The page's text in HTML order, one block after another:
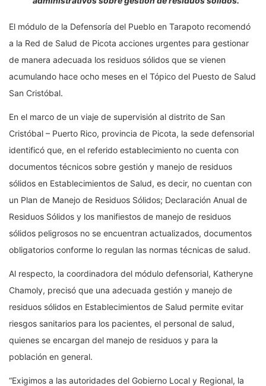
El módulo de la Defensoría del Pueblo en Tarapoto recomendó
a la Red de Salud de Picota acciones urgentes para gestionar
de manera adecuada los residuos sólidos que se vienen
acumulando hace ocho meses en el Tópico del Puesto de Salud
San Cristóbal.
En el marco de un viaje de supervisión al distrito de San
Cristóbal – Puerto Rico, provincia de Picota, la sede defensorial
identificó que, en el referido establecimiento no cuenta con
documentos técnicos sobre gestión y manejo de residuos
sólidos en Establecimientos de Salud, es decir, no cuentan con
un Plan de Manejo de Residuos Sólidos; Declaración Anual de
Residuos Sólidos y los manifiestos de manejo de residuos
sólidos peligrosos no se encuentran actualizados, documentos
obligatorios conforme lo regulan las normas técnicas de salud.
Al respecto, la coordinadora del módulo defensorial, Katheryne
Chamoly, precisó que una adecuada gestión y manejo de
residuos sólidos en Establecimientos de Salud permite evitar
riesgos sanitarios para los pacientes, el personal de salud,
quienes se encargan del manejo de residuos y para la
población en general.
“Exigimos a las autoridades del Gobierno Local y Regional, la